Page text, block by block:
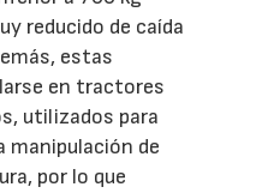
reducido de caída
estas
en tractores
utilizados para
manipulación de
por lo que